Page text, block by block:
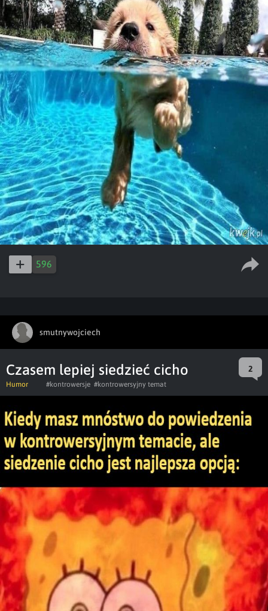
596
smutnywojciech
Czasem lepiej siedzieć cicho 2
Humor #kontrowersje #kontrowersyjny temat